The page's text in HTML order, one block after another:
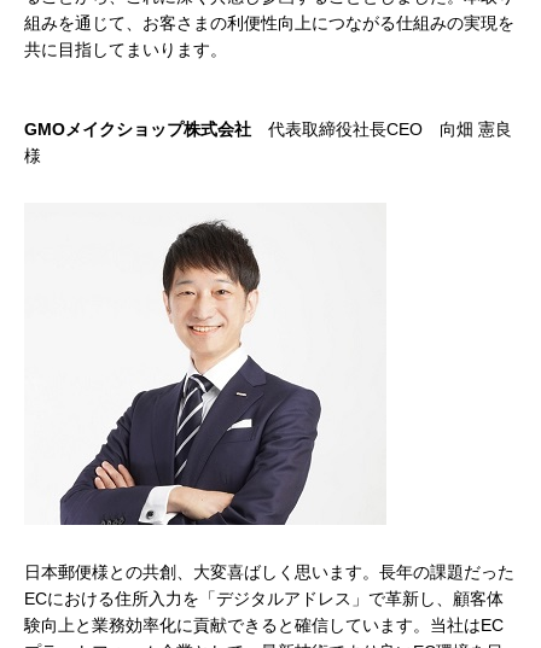
組みを通じて、お客さまの利便性向上につながる仕組みの実現を
共に目指してまいります。
GMOメイクショップ株式会社 代表取締役社長CEO 向畑 憲良
様
日本郵便様との共創、大変喜ばしく思います。長年の課題だった
ECにおける住所入力を「デジタルアドレス」で革新し、顧客体
験向上と業務効率化に貢献できると確信しています。当社はEC